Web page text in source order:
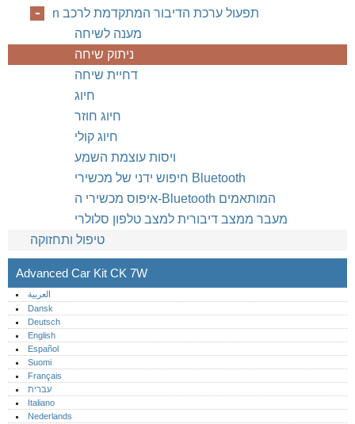
n תפעול ערכת הדיבור המתקדמת לרכב
מענה לשיחה
ניתוק שיחה
דחיית שיחה
חיוג
חיוג חוזר
חיוג קולי
ויסות עוצמת השמע
חיפוש ידני של מכשירי Bluetooth
איפוס מכשירי ה-Bluetooth המותאמים
מעבר ממצב דיבורית למצב טלפון סלולרי
טיפול ותחזוקה
Advanced Car Kit CK 7W
العربية
Dansk
Deutsch
English
Español
Suomi
Français
עברית
Italiano
Nederlands